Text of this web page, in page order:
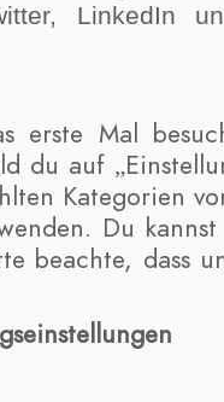
LinkedIn
erste Mal
du auf
Kategorien
Du
beachte, dass